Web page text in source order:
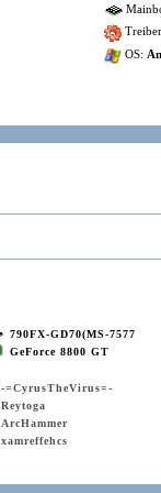
OS:
790FX-GD70(MS-7577
GeForce 8800 GT
-=CyrusTheVirus=-
Reytoga
ArcHammer
xamreffehcs